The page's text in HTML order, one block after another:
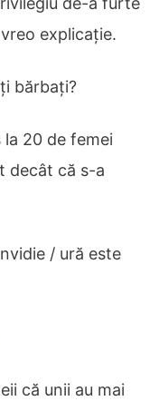
explicație.
bărbați?
20 de femei
decât că s-a
/ ură este
că unii au mai